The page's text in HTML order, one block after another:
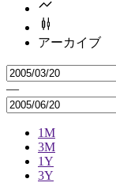
アーカイブ
—
1M
3M
1Y
3Y